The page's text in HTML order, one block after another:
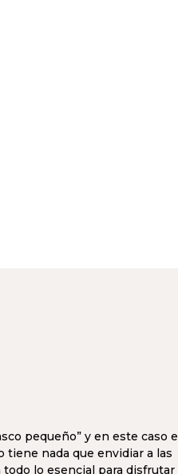
pequeño” y en este caso
tiene nada que envidiar a las
todo lo esencial para disfrutar